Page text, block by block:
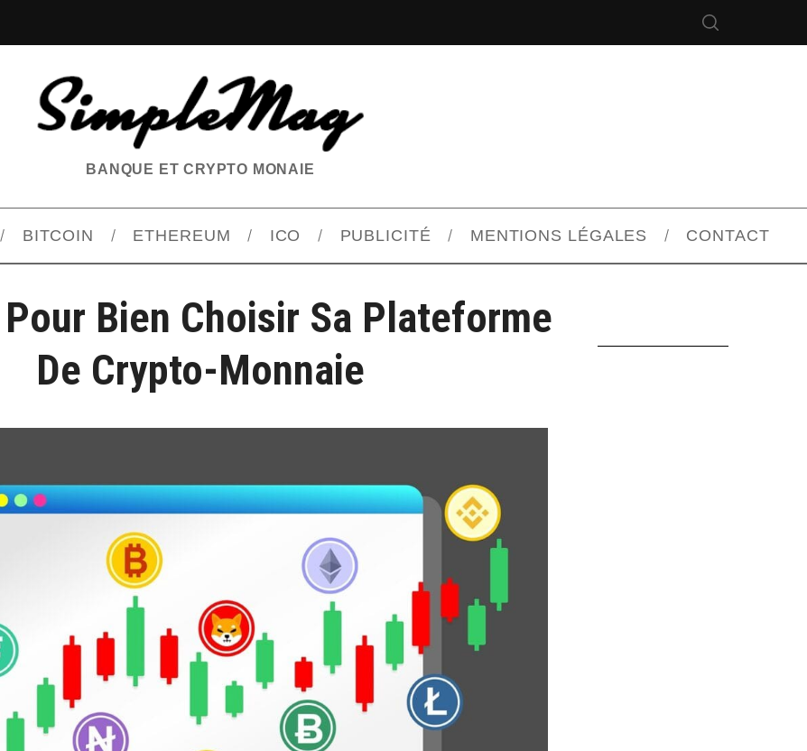
BANQUE ET CRYPTO MONAIE
BITCOIN ETHEREUM ICO PUBLICITÉ MENTIONS LÉGALES CONTACT
Bien Choisir Sa Plateforme
De Crypto-Monnaie